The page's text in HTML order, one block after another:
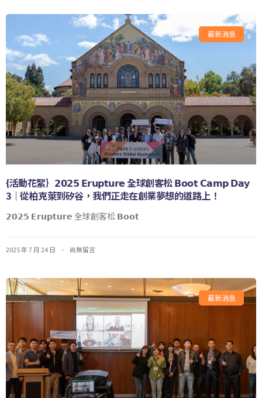
最新消息
{活動花絮｝𝟮𝟬𝟮𝟱 𝗘𝗿𝘂𝗽𝘁𝘂𝗿𝗲 全球創客松 𝗕𝗼𝗼𝘁 𝗖𝗮𝗺𝗽 𝗗𝗮𝘆
3｜從柏克萊到矽谷，我們正走在創業夢想的道路上！
𝟮𝟬𝟮𝟱 𝗘𝗿𝘂𝗽𝘁𝘂𝗿𝗲 全球創客松 𝗕𝗼𝗼𝘁
2025 年 7 月 24 日 尚無留言
最新消息